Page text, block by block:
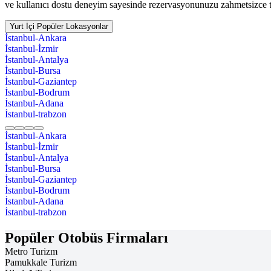
ve kullanıcı dostu deneyim sayesinde rezervasyonunuzu zahmetsizce
Yurt İçi Popüler Lokasyonlar
İstanbul-Ankara
İstanbul-İzmir
İstanbul-Antalya
İstanbul-Bursa
İstanbul-Gaziantep
İstanbul-Bodrum
İstanbul-Adana
İstanbul-trabzon
İstanbul-Ankara
İstanbul-İzmir
İstanbul-Antalya
İstanbul-Bursa
İstanbul-Gaziantep
İstanbul-Bodrum
İstanbul-Adana
İstanbul-trabzon
Popüler Otobüs Firmaları
Metro Turizm
Pamukkale Turizm